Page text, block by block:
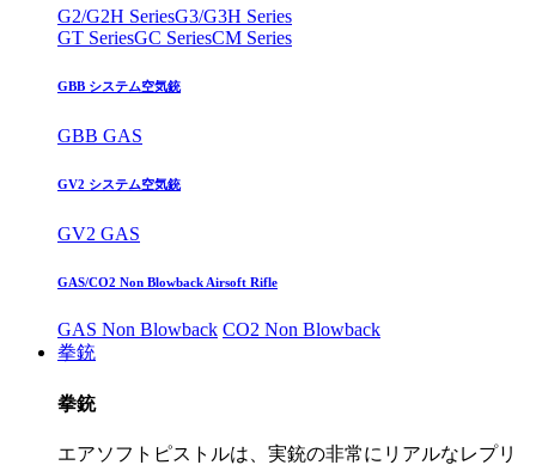
G2/G2H SeriesG3/G3H Series
GT SeriesGC SeriesCM Series
GBB システム空気銃
GBB GAS
GV2 システム空気銃
GV2 GAS
GAS/CO2 Non Blowback Airsoft Rifle
GAS Non Blowback CO2 Non Blowback
拳銃
拳銃
エアソフトピストルは、実銃の非常にリアルなレプリ